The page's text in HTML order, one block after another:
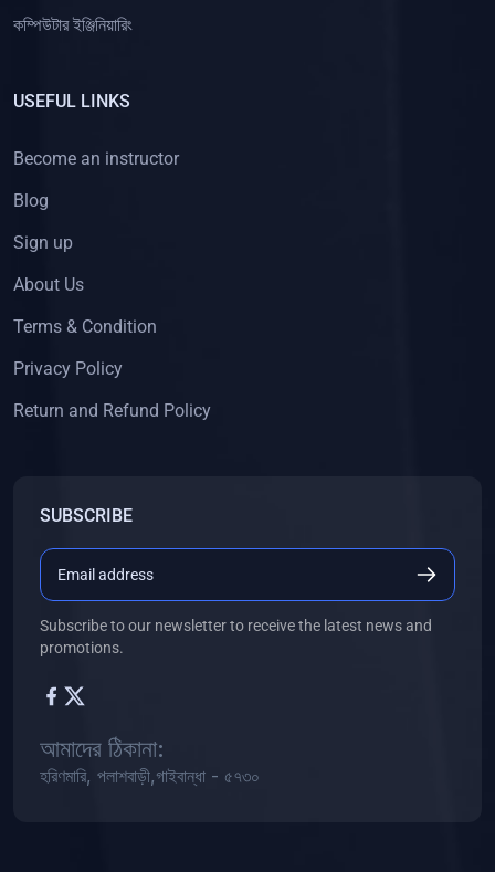
কম্পিউটার ইঞ্জিনিয়ারিং
USEFUL LINKS
Become an instructor
Blog
Sign up
About Us
Terms & Condition
Privacy Policy
Return and Refund Policy
SUBSCRIBE
Subscribe to our newsletter to receive the latest news and
promotions.
আমাদের ঠিকানা:
হরিণমারি, পলাশবাড়ী,গাইবান্ধা - ৫৭৩০